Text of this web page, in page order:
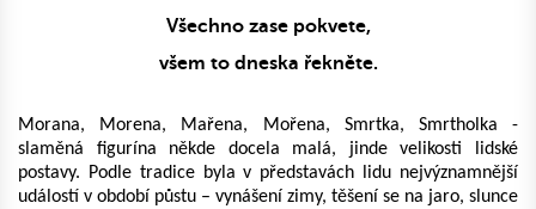
Všechno zase pokvete,
všem to dneska řekněte.
Morana, Morena, Mařena, Mořena, Smrtka, Smrtholka -
slaměná figurína někde docela malá, jinde velikosti lidské
postavy. Podle tradice byla v představách lidu nejvýznamnější
událostí v období půstu – vynášení zimy, těšení se na jaro, slunce